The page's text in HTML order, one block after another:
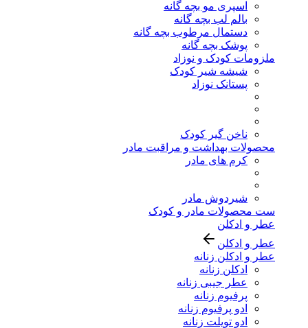
اسپری مو بچه گانه
بالم لب بچه گانه
دستمال مرطوب بچه گانه
پوشک بچه گانه
ملزومات کودک و نوزاد
شیشه شیر کودک
پستانک نوزاد
ناخن گیر کودک
محصولات بهداشت و مراقبت مادر
کرم های مادر
شیردوش مادر
ست محصولات مادر و کودک
عطر و ادکلن
عطر و ادکلن
عطر و ادکلن زنانه
ادکلن زنانه
عطر جیبی زنانه
پرفیوم زنانه
ادو پرفیوم زنانه
ادو تویلت زنانه